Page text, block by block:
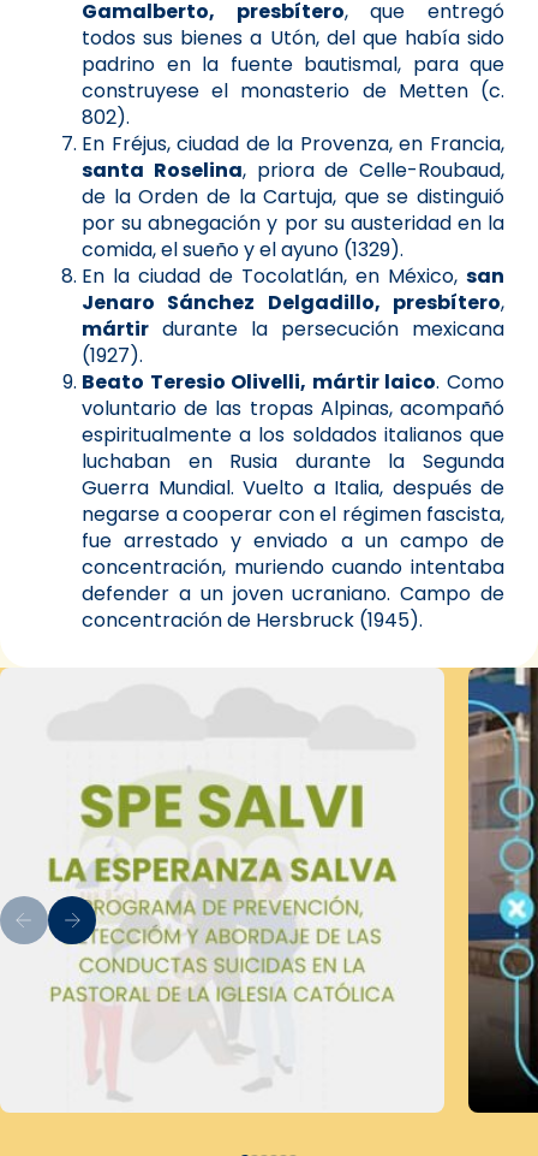
Gamalberto, presbítero, que entregó
todos sus bienes a Utón, del que había sido
padrino en la fuente bautismal, para que
construyese el monasterio de Metten (c.
802).
En Fréjus, ciudad de la Provenza, en Francia,
santa Roselina, priora de Celle-Roubaud,
de la Orden de la Cartuja, que se distinguió
por su abnegación y por su austeridad en la
comida, el sueño y el ayuno (1329).
En la ciudad de Tocolatlán, en México, san
Jenaro Sánchez Delgadillo, presbítero,
mártir durante la persecución mexicana
(1927).
Beato Teresio Olivelli, mártir laico. Como
voluntario de las tropas Alpinas, acompañó
espiritualmente a los soldados italianos que
luchaban en Rusia durante la Segunda
Guerra Mundial. Vuelto a Italia, después de
negarse a cooperar con el régimen fascista,
fue arrestado y enviado a un campo de
concentración, muriendo cuando intentaba
defender a un joven ucraniano. Campo de
concentración de Hersbruck (1945).